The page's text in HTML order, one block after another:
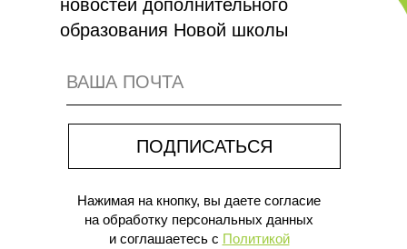
С ЕГО ПОТРЕБНОСТЯМИ
новостей дополнительного
образования Новой школы
ПОДПИСАТЬСЯ
Нажимая на кнопку, вы даете согласие
на обработку персональных данных
и соглашаетесь c Политикой